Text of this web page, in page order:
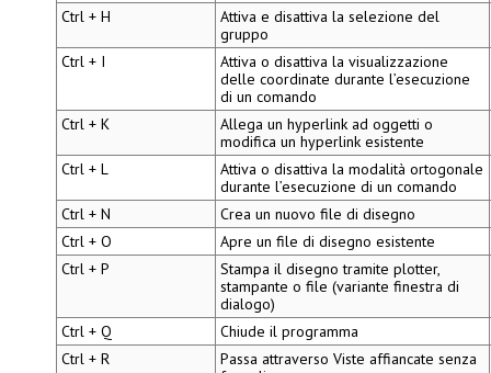
Ctrl + H
Attiva e disattiva la selezione del
gruppo
Ctrl + I
Attiva o disattiva la visualizzazione
delle coordinate durante l’esecuzione
di un comando
Ctrl + K
Allega un hyperlink ad oggetti o
modifica un hyperlink esistente
Ctrl + L
Attiva o disattiva la modalità ortogonale
durante l’esecuzione di un comando
Ctrl + N
Crea un nuovo file di disegno
Ctrl + O
Apre un file di disegno esistente
Ctrl + P
Stampa il disegno tramite plotter,
stampante o file (variante finestra di
dialogo)
Ctrl + Q
Chiude il programma
Ctrl + R
Passa attraversoViste affiancate senza